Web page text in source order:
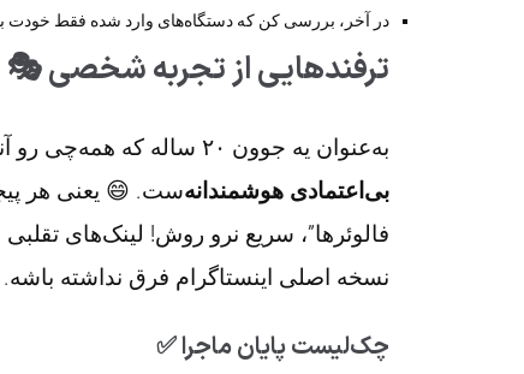
در آخر، بررسی کن که دستگاه‌های وارد شده فقط خودت
ترفندهایی از تجربه شخصی 🎭
به‌عنوان یه جوون ۲۰ ساله که همه‌چی رو آنلاین انجام میده، یاد گرفتم مهم‌ترین چیز توی امنیت،
بی‌اعتمادی هوشمندانه‌ست. 😄 یعنی هر
فالوئرها”، سریع نرو روش! لینک‌های
نسخه اصلی اینستاگرام فرق نداشته باشه.
چک‌لیست پایان ماجرا ✅